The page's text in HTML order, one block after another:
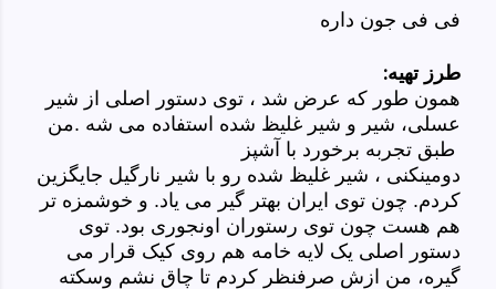
فی فی جون داره
طرز تهیه:
همون طور که عرض شد ، توی دستور اصلی از شیر
عسلی، شیر و شیر غلیظ شده استفاده می شه .من
دومینکنی ، شیر غلیظ شده رو با شیر نارگیل جایگزین
کردم. چون توی ایران بهتر گیر می یاد. و خوشمزه تر
هم هست چون توی رستوران اونجوری بود. توی
دستور اصلی یک لایه خامه هم روی کیک قرار می
گیره، من ازش صرفنظر کردم تا چاق نشم وسکته